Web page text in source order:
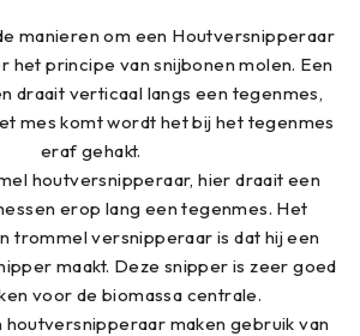
manieren om een Houtversnipperaar
het principe van snijbonen molen. Een
draait verticaal langs een tegenmes,
mes komt wordt het bij het tegenmes
eraf gehakt.
houtversnipperaar, hier draait een
erop lang een tegenmes. Het
trommel versnipperaar is dat hij een
maakt. Deze snipper is zeer goed
voor de biomassa centrale.
houtversnipperaar maken gebruik van